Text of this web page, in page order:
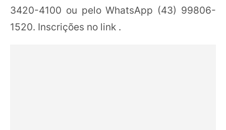
3420-4100 ou pelo WhatsApp (43) 99806-
1520. Inscrições no link .